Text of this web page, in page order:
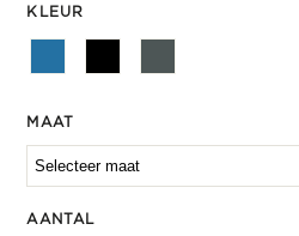
KLEUR
MAAT
AANTAL